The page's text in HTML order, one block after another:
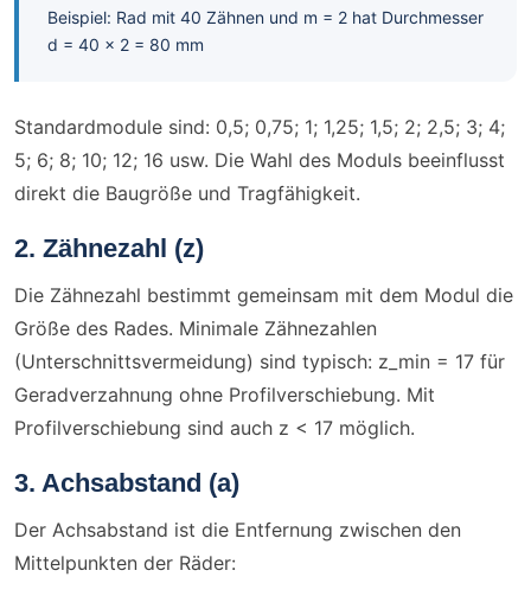
Beispiel: Rad mit 40 Zähnen und m = 2 hat Durchmesser
d = 40 × 2 = 80 mm
Standardmodule sind: 0,5; 0,75; 1; 1,25; 1,5; 2; 2,5; 3; 4;
5; 6; 8; 10; 12; 16 usw. Die Wahl des Moduls beeinflusst
direkt die Baugröße und Tragfähigkeit.
2. Zähnezahl (z)
Die Zähnezahl bestimmt gemeinsam mit dem Modul die
Größe des Rades. Minimale Zähnezahlen
(Unterschnittsvermeidung) sind typisch: z_min = 17 für
Geradverzahnung ohne Profilverschiebung. Mit
Profilverschiebung sind auch z < 17 möglich.
3. Achsabstand (a)
Der Achsabstand ist die Entfernung zwischen den
Mittelpunkten der Räder: